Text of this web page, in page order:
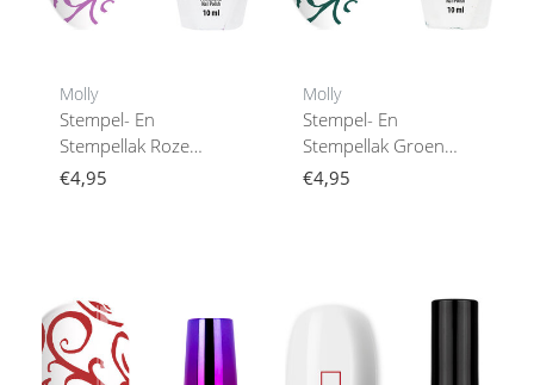
Molly
Stempel- En
Stempellak Roze
10Ml Nr. 6
€4,95
Molly
Stempel- En
Stempellak Groen
10Ml Nr. 8
€4,95